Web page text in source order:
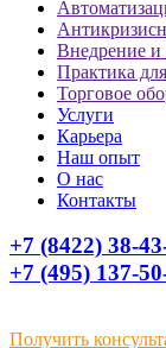
Внедрение и
Практика
Торговое
Услуги
Карьера
Наш опыт
О нас
Контакты
+7 (8422) 38-
+7 (495) 137-
Получить